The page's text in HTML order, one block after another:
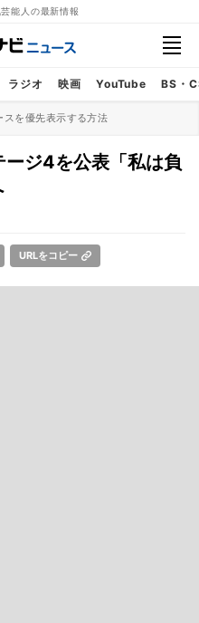
能人の最新情報
ラジオ 映画 YouTube BS・
を優先表示する方法
ジ4を公表「私は負
URLをコピー